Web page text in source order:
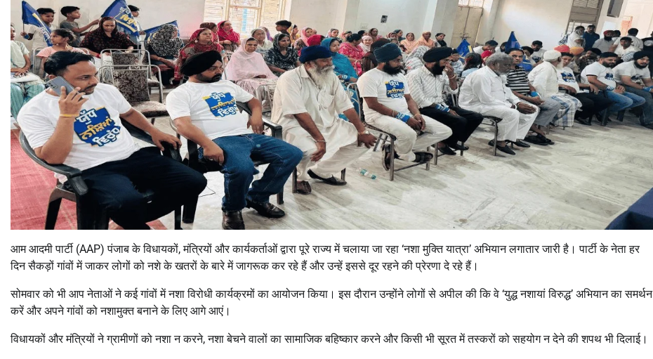
आम आदमी पार्टी (AAP) पंजाब के विधायकों, मंत्रियों और कार्यकर्ताओं द्वारा पूरे राज्य में चलाया जा रहा ‘नशा मुक्ति यात्रा’ अभियान लगातार जारी है। पार्टी के नेता हर
दिन सैकड़ों गांवों में जाकर लोगों को नशे के खतरों के बारे में जागरूक कर रहे हैं और उन्हें इससे दूर रहने की प्रेरणा दे रहे हैं।
सोमवार को भी आप नेताओं ने कई गांवों में नशा विरोधी कार्यक्रमों का आयोजन किया। इस दौरान उन्होंने लोगों से अपील की कि वे ‘युद्ध नशायां विरुद्ध’ अभियान का समर्थन
करें और अपने गांवों को नशामुक्त बनाने के लिए आगे आएं।
विधायकों और मंत्रियों ने ग्रामीणों को नशा न करने, नशा बेचने वालों का सामाजिक बहिष्कार करने और किसी भी सूरत में तस्करों को सहयोग न देने की शपथ भी दिलाई।